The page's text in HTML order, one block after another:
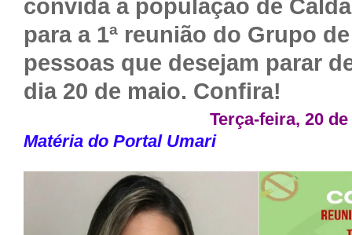
convida a população de
para a 1ª reunião do Grupo
pessoas que desejam parar
dia 20 de maio. Confira!
Terça-feira, 20
Matéria do Portal Umari